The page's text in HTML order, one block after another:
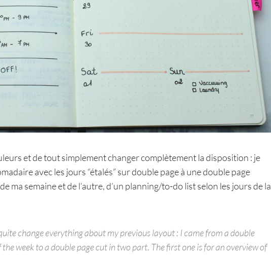
et de tout simplement changer complètement la disposition : je
avec les jours “étalés” sur double page à une double page
ma semaine et de l’autre, d’un planning/to-do list selon les jours de la
change everything about my previous layout : I came from a double
week to a double page cut in two part. The first one is for an overview of